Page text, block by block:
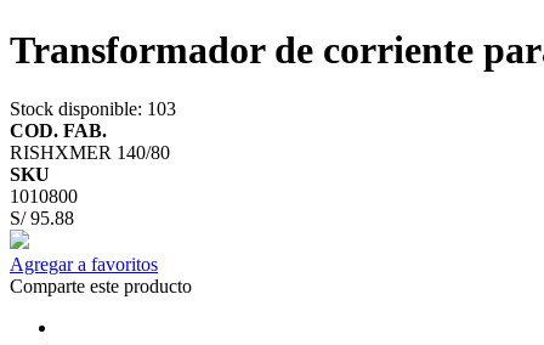
Transformador de corriente
Stock disponible: 103
COD. FAB.
RISHXMER 140/80
SKU
1010800
S/ 95.88
Agregar a favoritos
Comparte este producto